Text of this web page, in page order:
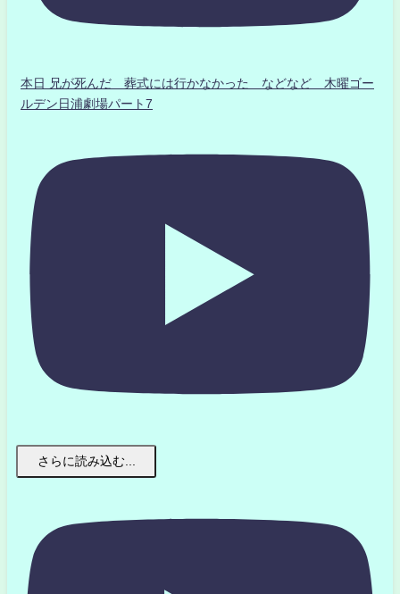
本日 兄が死んだ 葬式には行かなかった などなど 木曜ゴー
ルデン日浦劇場パート7
さらに読み込む...